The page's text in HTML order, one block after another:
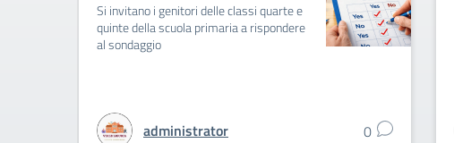
Si invitano i genitori delle classi quarte e
quinte della scuola primaria a rispondere
al sondaggio
administrator 0